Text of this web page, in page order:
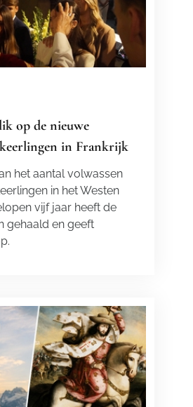
op de nieuwe
in Frankrijk
het aantal volwassen
in het Westen
vijf jaar heeft de
gehaald en geeft